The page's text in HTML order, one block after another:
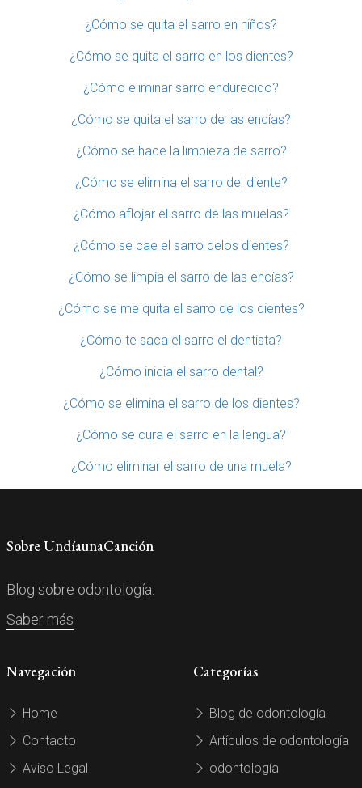
¿Cómo se quita el sarro en niños?
¿Cómo se quita el sarro en los dientes?
¿Cómo eliminar sarro endurecido?
¿Cómo se quita el sarro de las encías?
¿Cómo se hace la limpieza de sarro?
¿Cómo se elimina el sarro del diente?
¿Cómo aflojar el sarro de las muelas?
¿Cómo se cae el sarro delos dientes?
¿Cómo se limpia el sarro de las encías?
¿Cómo se me quita el sarro de los dientes?
¿Cómo te saca el sarro el dentista?
¿Cómo inicia el sarro dental?
¿Cómo se elimina el sarro de los dientes?
¿Cómo se cura el sarro en la lengua?
¿Cómo eliminar el sarro de una muela?
Sobre UndíaunaCanción
Blog sobre odontología.
Saber más
Navegación
Home
Contacto
Aviso Legal
Categorías
Blog de odontología
Artículos de odontología
odontología